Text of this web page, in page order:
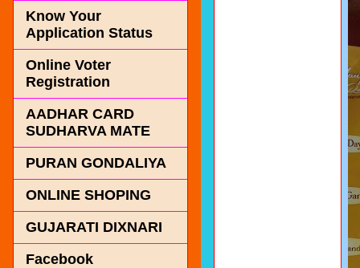
Know Your
Application Status
Online Voter
Registration
AADHAR CARD
SUDHARVA MATE
PURAN GONDALIYA
ONLINE SHOPING
GUJARATI DIXNARI
Facebook